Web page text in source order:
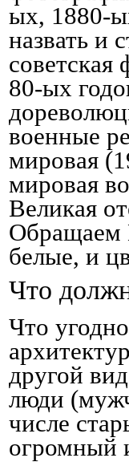
ых, 1880-
назвать и
80-ых
военные
мировая
мировая
Великая
Обращаем
белые, и
Что
Что
другой
люди
числе
огромный